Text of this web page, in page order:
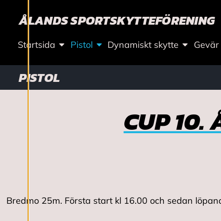
L
N
A
R
ÅLANDS SPORTSKYTTEFÖRENING
Startsida Pistol Dynamiskt skytte Gevär
PISTOL
CUP 10.
Bredmo 25m. Första start kl 16.00 och sedan